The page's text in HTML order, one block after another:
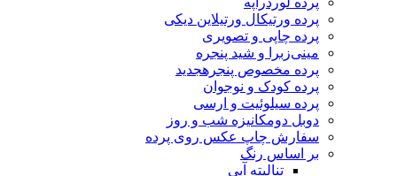
پرده ورتیکال ورتیلاین دیکی
پرده چاپی و تصویری
مینی‌زبرا و شید پنجره
پرده مخصوص پنجره جدید
پرده کودک و نوجوان
پرده سیلوئیت و ارسی
دوبل دومکانیزه شب و روز
سفارش چاپ عکس روی پرده
بر اساس رنگ
تنالیته آبی